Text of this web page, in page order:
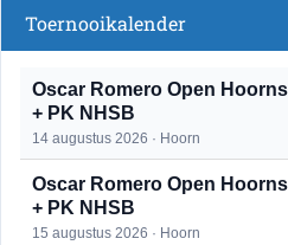
Toernooikalender
Oscar Romero Open
+ PK NHSB
14 augustus 2026 · Hoorn
Oscar Romero Open
+ PK NHSB
15 augustus 2026 · Hoorn